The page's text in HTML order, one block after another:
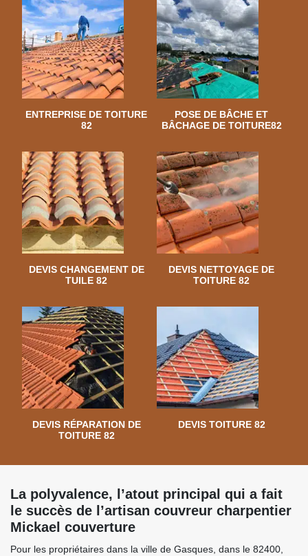
ENTREPRISE DE TOITURE
82
POSE DE BÂCHE ET
BÂCHAGE DE TOITURE82
DEVIS CHANGEMENT DE
TUILE 82
DEVIS NETTOYAGE DE
TOITURE 82
DEVIS RÉPARATION DE
TOITURE 82
DEVIS TOITURE 82
La polyvalence, l’atout principal qui a fait
le succès de l’artisan couvreur charpentier
Mickael couverture
Pour les propriétaires dans la ville de Gasques, dans le 82400,